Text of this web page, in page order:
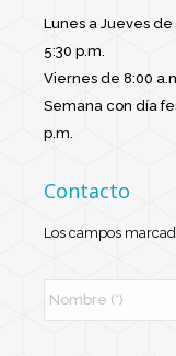
Lunes a Jueves de
5:30 p.m.
Viernes de 8:00
Semana con día
p.m.
Contacto
Los campos
o